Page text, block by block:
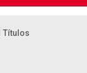
Títulos